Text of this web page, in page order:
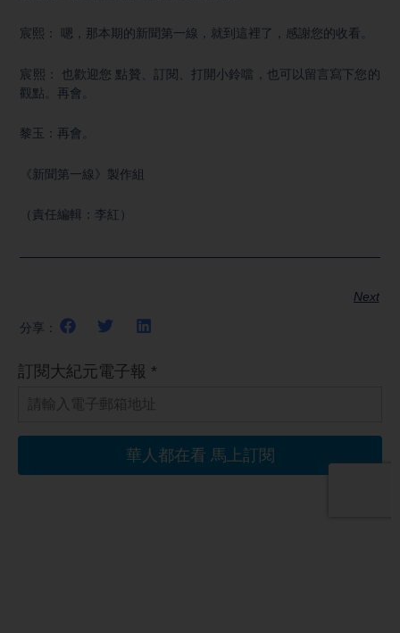
宸熙： 嗯，那本期的新聞第一線，就到這裡了，感謝您的收看。
宸熙： 也歡迎您 點贊、訂閱、打開小鈴噹，也可以留言寫下您的
觀點。再會。
黎玉：再會。
《新聞第一線》製作組
（責任編輯：李紅）
Next
分享：